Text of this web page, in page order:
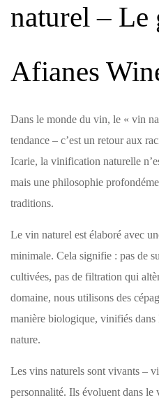
naturel – Le
Afianes
Dans le monde du vin, le « vin
tendance – c’est un retour aux
Icarie, la vinification naturelle
mais une philosophie
traditions.
Le vin naturel est élaboré avec
minimale. Cela signifie : pas de
cultivées, pas de filtration qui
domaine, nous utilisons des
manière biologique, vinifiés dans
nature.
Les vins naturels sont vivants –
personnalité. Ils évoluent dans